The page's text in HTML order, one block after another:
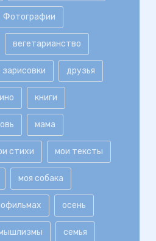
Фотографии
вегетарианство
друзья
книги
мама
стихи мои тексты
моя собака
осень
семья